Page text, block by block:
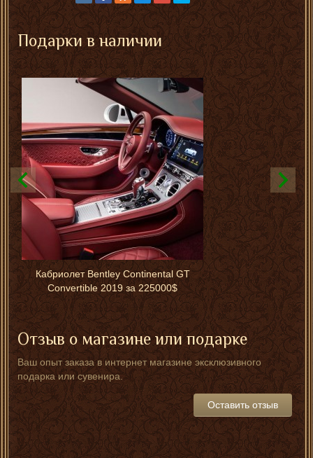
Подарки в наличии
Кабриолет Bentley Continental GT
Convertible 2019 за 225000$
Отзыв о магазине или подарке
Ваш опыт заказа в интернет магазине эксклюзивного
подарка или сувенира.
Оставить отзыв